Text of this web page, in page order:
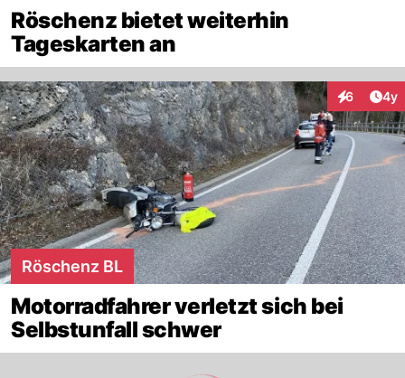
Röschenz bietet weiterhin
Tageskarten an
6 4y
Röschenz BL
Motorradfahrer verletzt sich bei
Selbstunfall schwer